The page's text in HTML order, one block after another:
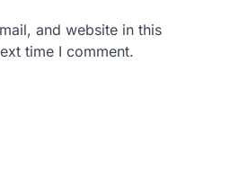
and website in this
time I comment.